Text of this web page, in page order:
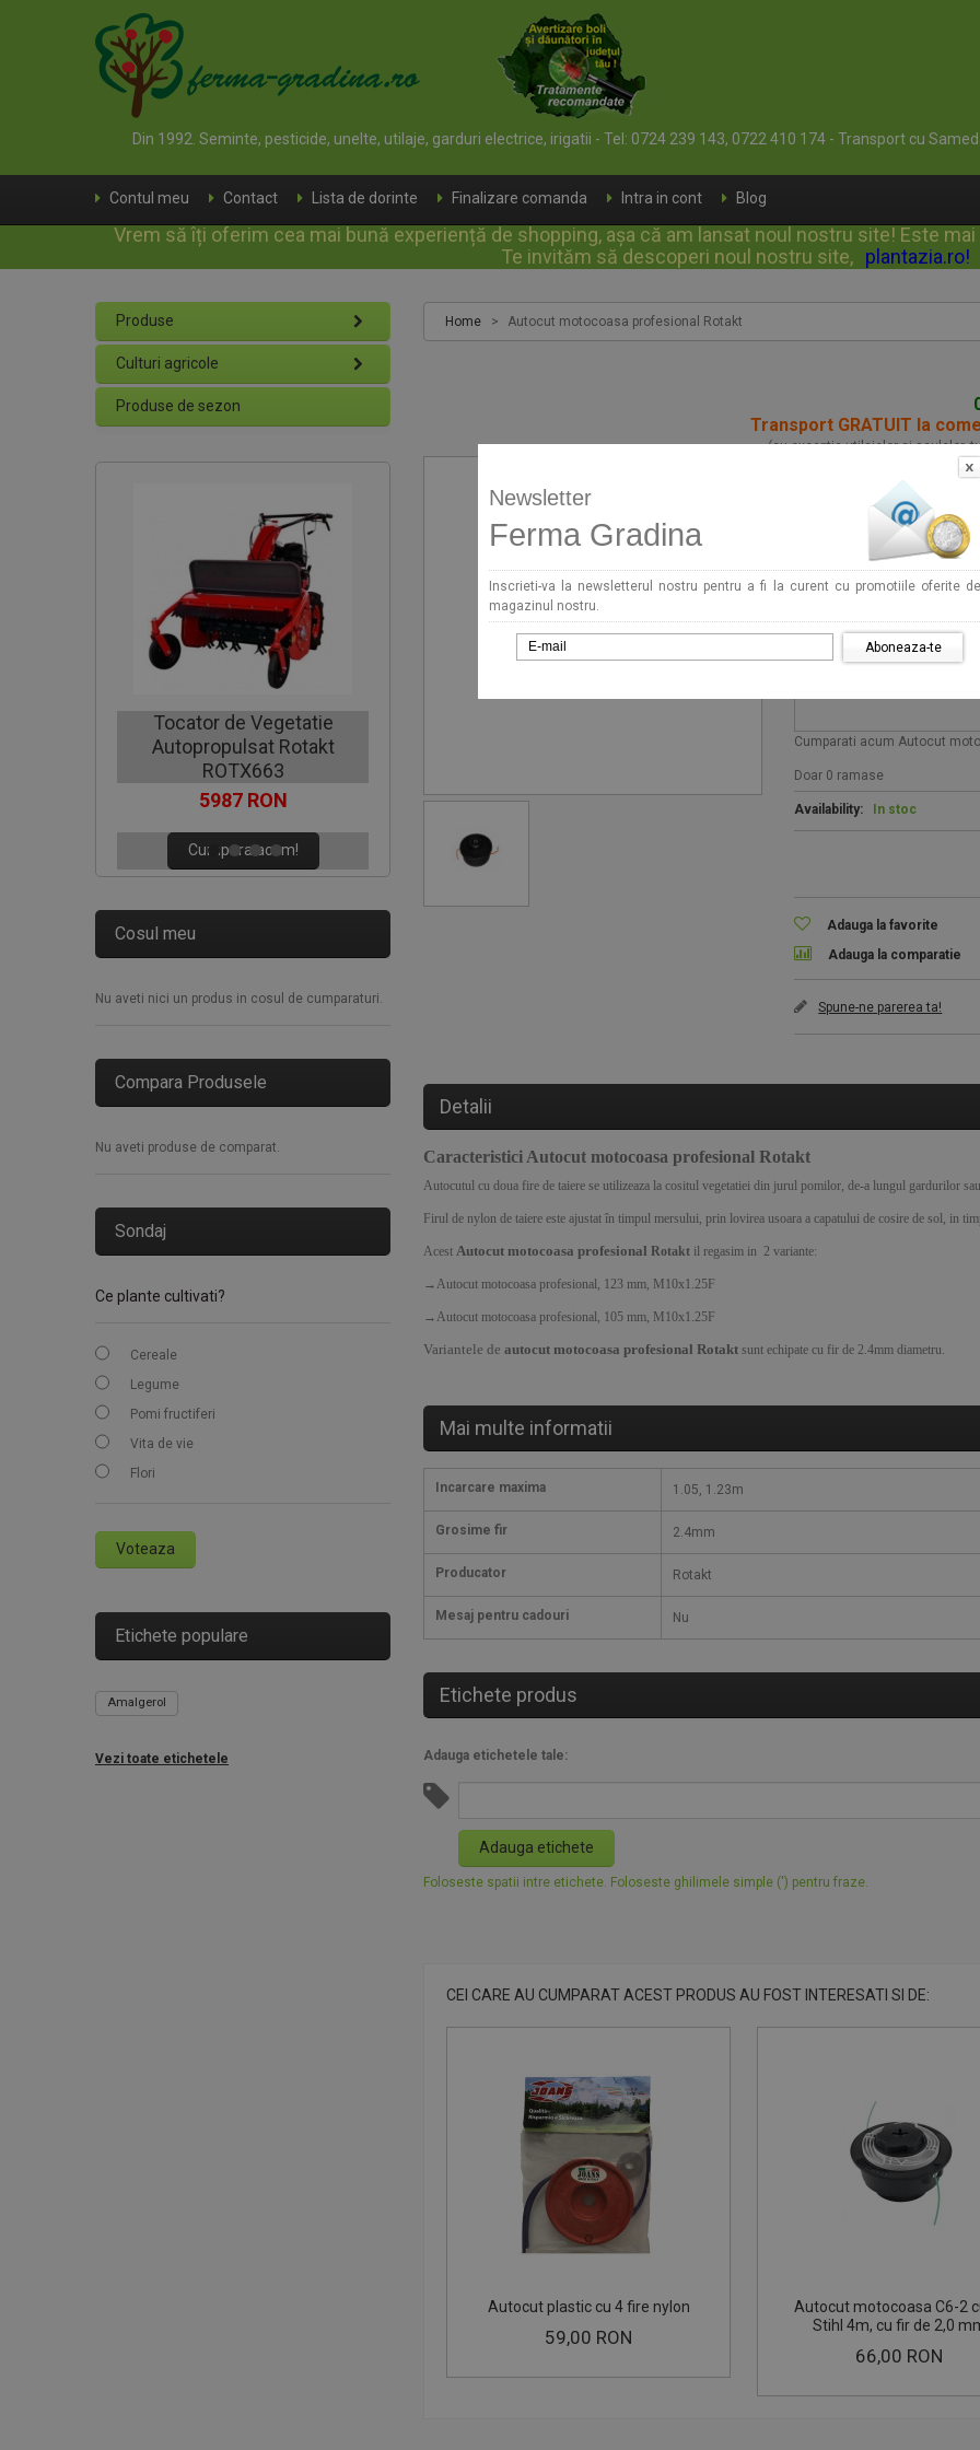
Din 1992. Seminte, pesticide, unelte, utilaje, garduri electrice, irigatii - Tel: 0724 239 143, 0722 410 174 - Transport cu
Contul meu Contact Lista de dorinte Finalizare comanda Intra in cont Blog
Vrem să îți oferim cea mai bună experiență de shopping, așa că am lansat noul nostru site! Este
Te invităm să descoperi noul nostru site, plantazia.ro!
Home > Autocut motocoasa profesional Rotakt
Transport GRATUIT la
(cu exceptia utilajelor si sculelor,
Autocut motocoasa
In stoc
Autocut motocoasa
Autocut motocoasa
Cumparati acum Autocut
Doar 0 ramase
Availability: In stoc
Adauga la favorite
Adauga la comparatie
Spune-ne parerea ta!
Detalii
Caracteristici Autocut motocoasa profesional Rotakt
Autocutul cu doua fire de taiere se utilizeaza la cositul vegetatiei din jurul pomilor, de-a lungul gardurilor
Firul de nylon de taiere este ajustat în timpul mersului, prin lovirea usoara a capatului de cosire de sol, in
Acest Autocut motocoasa profesional Rotakt il regasim in 2 variante:
→Autocut motocoasa profesional, 123 mm, M10x1.25F
→Autocut motocoasa profesional, 105 mm, M10x1.25F
Variantele de autocut motocoasa profesional Rotakt sunt echipate cu fir de 2.4mm diametru.
Mai multe informatii
Incarcare maxima 1.05, 1.23m
Grosime fir 2.4mm
Producator Rotakt
Mesaj pentru cadouri Nu
Etichete produs
Adauga etichetele tale:
Adauga etichete
Foloseste spatii intre etichete. Foloseste ghilimele simple (') pentru fraze.
CEI CARE AU CUMPARAT ACEST PRODUS AU FOST INTERESATI SI DE:
Autocut plastic cu 4 fire nylon
59,00 RON
Autocut motocoasa C6-2
Stihl 4m, cu fir de 2,0
66,00 RON
Produse
Culturi agricole
Produse de sezon
Tocator de Vegetatie
Autopropulsat Rotakt
ROTX663
5987 RON
Cumpara acum!
Cosul meu
Nu aveti nici un produs in cosul de cumparaturi.
Compara Produsele
Nu aveti produse de comparat.
Sondaj
Ce plante cultivati?
Cereale
Legume
Pomi fructiferi
Vita de vie
Flori
Voteaza
Etichete populare
Amalgerol
Vezi toate etichetele
Newsletter
Ferma Gradina
Inscrieti-va la newsletterul nostru pentru a fi la curent cu promotiile oferite de
magazinul nostru.
Aboneaza-te